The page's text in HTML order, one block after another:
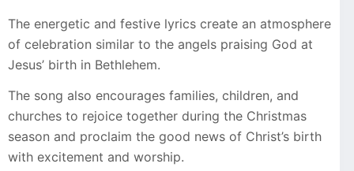
The energetic and festive lyrics create an atmosphere
of celebration similar to the angels praising God at
Jesus’ birth in Bethlehem.
The song also encourages families, children, and
churches to rejoice together during the Christmas
season and proclaim the good news of Christ’s birth
with excitement and worship.